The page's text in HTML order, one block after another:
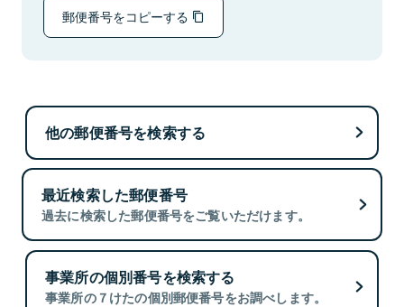
郵便番号をコピーする
他の郵便番号を検索する
最近検索した郵便番号
過去に検索した郵便番号をご覧いただけます。
事業所の個別番号を検索する
事業所の７けたの個別郵便番号をお調べします。